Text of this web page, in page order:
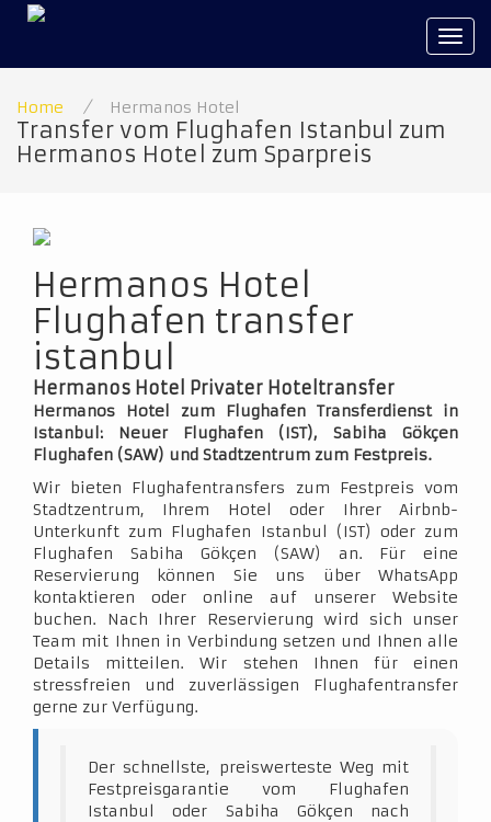
Home / Hermanos Hotel
Transfer vom Flughafen Istanbul zum
Hermanos Hotel zum Sparpreis
Hermanos Hotel
Flughafen transfer
istanbul
Hermanos Hotel Privater Hoteltransfer
Hermanos Hotel zum Flughafen Transferdienst in
Istanbul: Neuer Flughafen (IST), Sabiha Gökçen
Flughafen (SAW) und Stadtzentrum zum Festpreis.
Wir bieten Flughafentransfers zum Festpreis vom
Stadtzentrum, Ihrem Hotel oder Ihrer Airbnb-
Unterkunft zum Flughafen Istanbul (IST) oder zum
Flughafen Sabiha Gökçen (SAW) an. Für eine
Reservierung können Sie uns über WhatsApp
kontaktieren oder online auf unserer Website
buchen. Nach Ihrer Reservierung wird sich unser
Team mit Ihnen in Verbindung setzen und Ihnen alle
Details mitteilen. Wir stehen Ihnen für einen
stressfreien und zuverlässigen Flughafentransfer
gerne zur Verfügung.
Der schnellste, preiswerteste Weg mit
Festpreisgarantie vom Flughafen
Istanbul oder Sabiha Gökçen nach